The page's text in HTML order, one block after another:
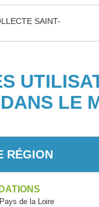
SAINT-
DANS LE
RÉGION
de la Loire